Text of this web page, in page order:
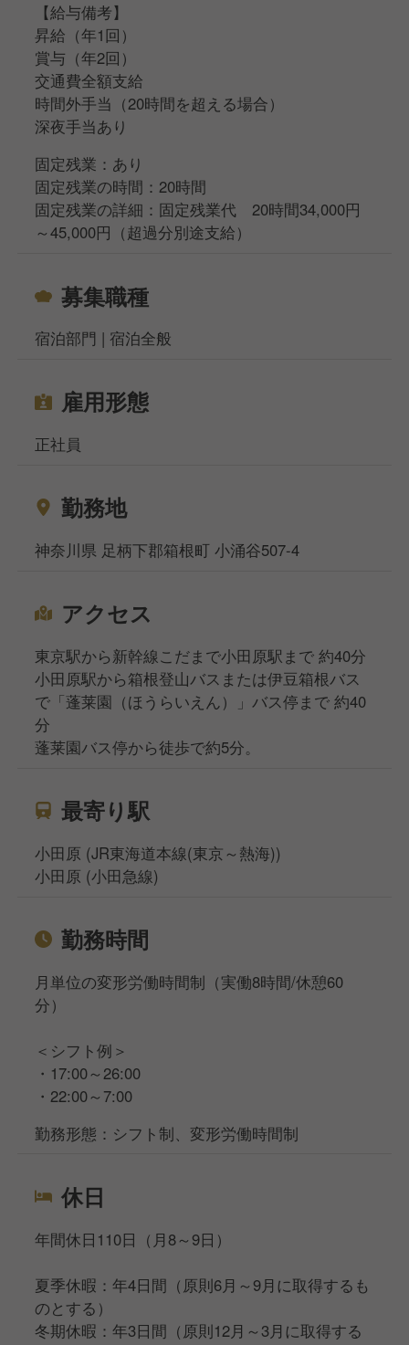
【給与備考】
昇給（年1回）
賞与（年2回）
交通費全額支給
時間外手当（20時間を超える場合）
深夜手当あり
固定残業：あり
固定残業の時間：20時間
固定残業の詳細：固定残業代 20時間34,000円
～45,000円（超過分別途支給）
募集職種
宿泊部門 | 宿泊全般
雇用形態
正社員
勤務地
神奈川県 足柄下郡箱根町 小涌谷507-4
アクセス
東京駅から新幹線こだまで小田原駅まで 約40分
小田原駅から箱根登山バスまたは伊豆箱根バス
で「蓬莱園（ほうらいえん）」バス停まで 約40
分
蓬莱園バス停から徒歩で約5分。
最寄り駅
小田原 (JR東海道本線(東京～熱海))
小田原 (小田急線)
勤務時間
月単位の変形労働時間制（実働8時間/休憩60
分）
＜シフト例＞
・17:00～26:00
・22:00～7:00
勤務形態：シフト制、変形労働時間制
休日
年間休日110日（月8～9日）
夏季休暇：年4日間（原則6月～9月に取得するも
のとする）
冬期休暇：年3日間（原則12月～3月に取得する